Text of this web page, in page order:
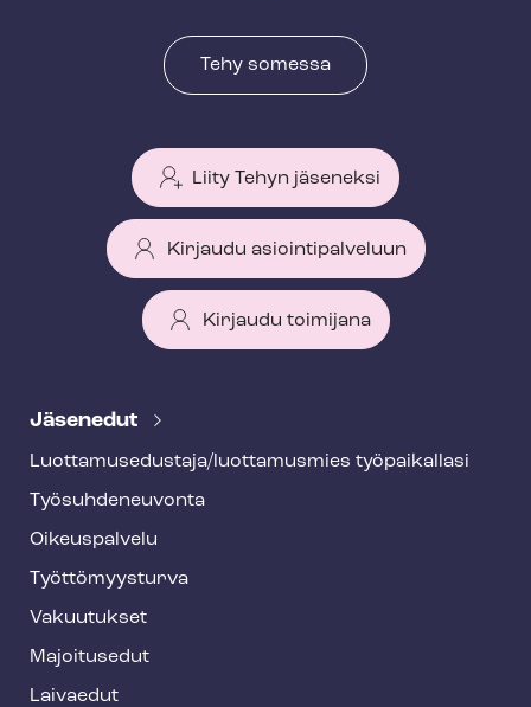
Tehy somessa
Liity Tehyn jäseneksi
Kirjaudu asiointipalveluun
Kirjaudu toimijana
e
f
o
o
t
e
Jäsenedut
Luot­ta­muse­dus­ta­ja/luottamusmies työpaikallasi
Työ­suh­de­neu­von­ta
Oikeuspalvelu
Työt­tö­myys­tur­va
Vakuutukset
Majoitusedut
Laivaedut